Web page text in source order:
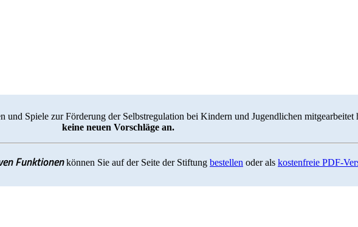
Spiele zur Förderung der Selbstregulation bei Kindern und Jugendlichen mitgearbeitet
keine neuen Vorschläge an.
Funktionenkönnen Sie auf der Seite der Stiftung bestellen oder als kostenfreie PDF-